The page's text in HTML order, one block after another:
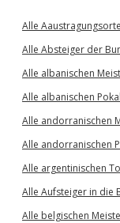
Alle
Alle Absteiger der
Alle albanischen
Alle albanischen
Alle andorranischen
Alle andorranischen
Alle argentinischen
Alle Aufsteiger in die
Alle belgischen